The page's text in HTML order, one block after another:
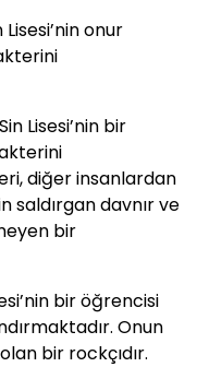
onur
Lisesi’nin bir
diğer insanlardan
saldırgan davnır ve
bir
bir öğrencisi
Onun
bir rockçıdır.